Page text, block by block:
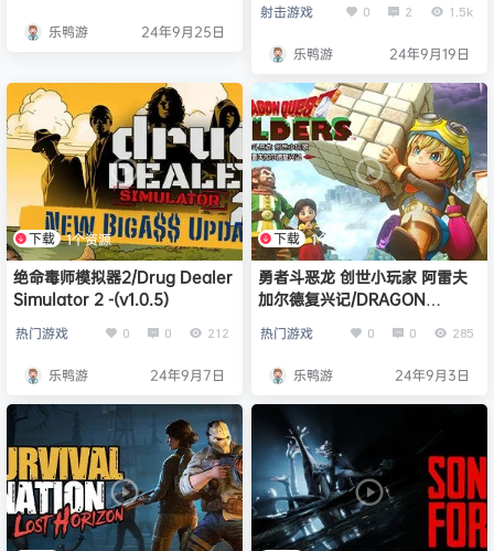
乐鸭游 24年9月25日
射击游戏 0 2 1.5k
乐鸭游 24年9月19日
下载 1个资源
绝命毒师模拟器2/Drug Dealer
Simulator 2 -(v1.0.5)
热门游戏 0 0 212
乐鸭游 24年9月7日
下载 1个资源
勇者斗恶龙 创世小玩家 阿雷夫
加尔德复兴记/DRAGON
热门游戏 0 0 285
乐鸭游 24年9月3日